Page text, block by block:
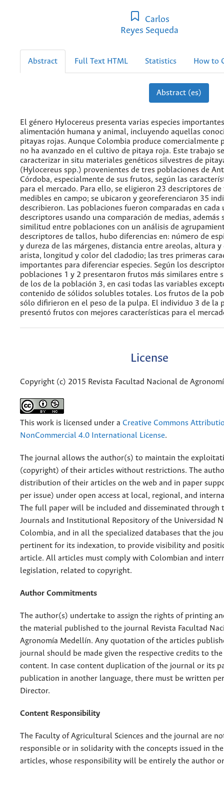
Carlos
Reyes Sequeda
Abstract Full Text HTML Statistics How to
Abstract (es)
El género Hylocereus presenta varias especies
alimentación humana y animal, incluyendo aquellas
pitayas rojas. Aunque Colombia produce comercialmente
no ha avanzado en el cultivo de pitaya roja. Este trabajo
caracterizar in situ materiales genéticos silvestres de
(Hylocereus spp.) provenientes de tres poblaciones de
Córdoba, especialmente de sus frutos, según las
para el mercado. Para ello, se eligieron 23 descriptores
medibles en campo; se ubicaron y georeferenciaron 35
describieron. Las poblaciones fueron comparadas en cada
descriptores usando una comparación de medias, además
similitud entre poblaciones con un análisis de
descriptores de tallos, hubo diferencias en: número de
y dureza de las márgenes, distancia entre areolas, altura y
arista, longitud y color del cladodio; las tres primeras
importantes para diferenciar especies. Según los
poblaciones 1 y 2 presentaron frutos más similares entre
de los de la población 3, en casi todas las variables
contenido de sólidos solubles totales. Los frutos de la
sólo difirieron en el peso de la pulpa. El individuo 3 de la
presentó frutos con mejores características para el
License
Copyright (c) 2015 Revista Facultad Nacional de
This work is licensed under a Creative Commons
NonCommercial 4.0 International License.
The journal allows the author(s) to maintain the
(copyright) of their articles without restrictions. The
distribution of their articles on the web and in paper
per issue) under open access at local, regional, and
The full paper will be included and disseminated through
Journals and Institutional Repository of the Universidad
Colombia, and in all the specialized databases that the
pertinent for its indexation, to provide visibility and
article. All articles must comply with Colombian and
legislation, related to copyright.
Author Commitments
The author(s) undertake to assign the rights of printing
the material published to the journal Revista Facultad
Agronomía Medellín. Any quotation of the articles
journal should be made given the respective credits to
content. In case content duplication of the journal or its
publication in another language, there must be written
Director.
Content Responsibility
The Faculty of Agricultural Sciences and the journal are
responsible or in solidarity with the concepts issued in
articles, whose responsibility will be entirely the author